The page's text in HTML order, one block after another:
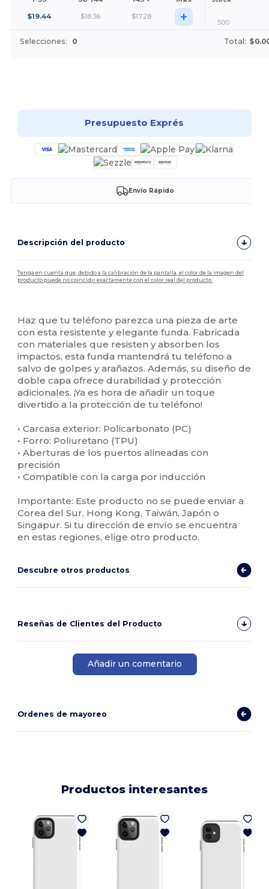
$19.44 $18.36 $17.28 + 500
Selecciones: 0 Total:
Presupuesto Exprés
Envío Rápido
Descripción del producto
Tenga en cuenta que, debido a la calibración de la pantalla, el color de la imagen del
producto puede no coincidir exactamente con el color real del producto.
Haz que tu teléfono parezca una pieza de arte
con esta resistente y elegante funda. Fabricada
con materiales que resisten y absorben los
impactos, esta funda mantendrá tu teléfono a
salvo de golpes y arañazos. Además, su diseño de
doble capa ofrece durabilidad y protección
adicionales. ¡Ya es hora de añadir un toque
divertido a la protección de tu teléfono!
• Carcasa exterior: Policarbonato (PC)
• Forro: Poliuretano (TPU)
• Aberturas de los puertos alineadas con
precisión
• Compatible con la carga por inducción
Importante: Este producto no se puede enviar a
Corea del Sur, Hong Kong, Taiwán, Japón o
Singapur. Si tu dirección de envío se encuentra
en estas regiones, elige otro producto.
Descubre otros productos
Reseñas de Clientes del Producto
Añadir un comentario
Ordenes de mayoreo
Productos interesantes